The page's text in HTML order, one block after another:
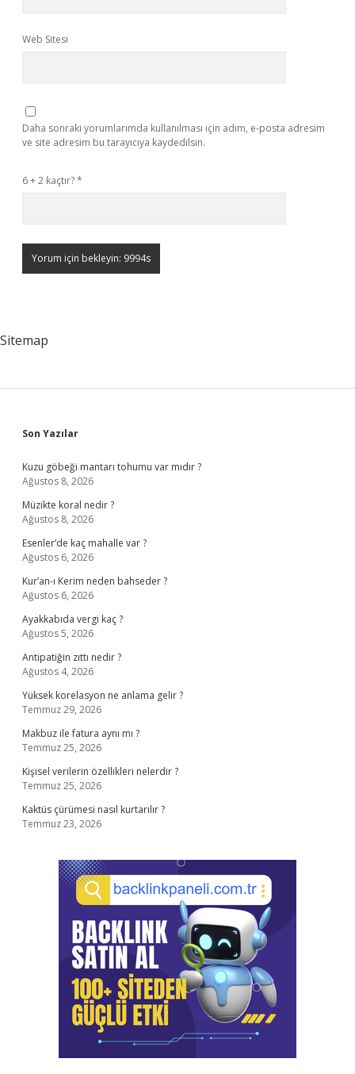
Web Sitesi
Daha sonraki yorumlarımda kullanılması için adım, e-posta adresim
ve site adresim bu tarayıcıya kaydedilsin.
6 + 2 kaçtır?*
Sitemap
Sidebar
Son Yazılar
Kuzu göbeği mantarı tohumu var mıdır ?
Ağustos 8, 2026
Müzikte koral nedir ?
Ağustos 8, 2026
Esenler’de kaç mahalle var ?
Ağustos 6, 2026
Kur’an-ı Kerim neden bahseder ?
Ağustos 6, 2026
Ayakkabıda vergi kaç ?
Ağustos 5, 2026
Antipatiğin zıttı nedir ?
Ağustos 4, 2026
Yüksek korelasyon ne anlama gelir ?
Temmuz 29, 2026
Makbuz ile fatura aynı mı ?
Temmuz 25, 2026
Kişisel verilerin özellikleri nelerdir ?
Temmuz 25, 2026
Kaktüs çürümesi nasıl kurtarılır ?
Temmuz 23, 2026